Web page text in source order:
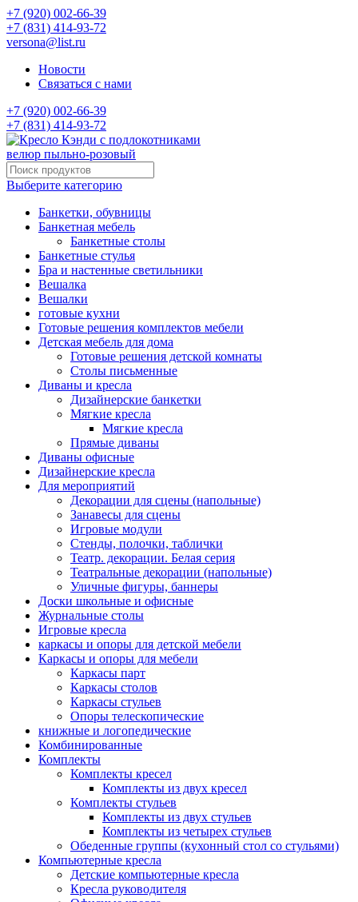
+7 (920) 002-66-39
+7 (831) 414-93-72
versona@list.ru
Новости
Связаться с нами
+7 (920) 002-66-39
+7 (831) 414-93-72
Выберите категорию
Банкетки, обувницы
Банкетная мебель
Банкетные столы
Банкетные стулья
Бра и настенные светильники
Вешалка
Вешалки
готовые кухни
Готовые решения комплектов мебели
Детская мебель для дома
Готовые решения детской комнаты
Столы письменные
Диваны и кресла
Дизайнерские банкетки
Мягкие кресла
Мягкие кресла
Прямые диваны
Диваны офисные
Дизайнерские кресла
Для мероприятий
Декорации для сцены (напольные)
Занавесы для сцены
Игровые модули
Стенды, полочки, таблички
Театр. декорации. Белая серия
Театральные декорации (напольные)
Уличные фигуры, баннеры
Доски школьные и офисные
Журнальные столы
Игровые кресла
каркасы и опоры для детской мебели
Каркасы и опоры для мебели
Каркасы парт
Каркасы столов
Каркасы стульев
Опоры телескопические
книжные и логопедические
Комбинированные
Комплекты
Комплекты кресел
Комплекты из двух кресел
Комплекты стульев
Комплекты из двух стульев
Комплекты из четырех стульев
Обеденные группы (кухонный стол со стульями)
Компьютерные кресла
Детские компьютерные кресла
Кресла руководителя